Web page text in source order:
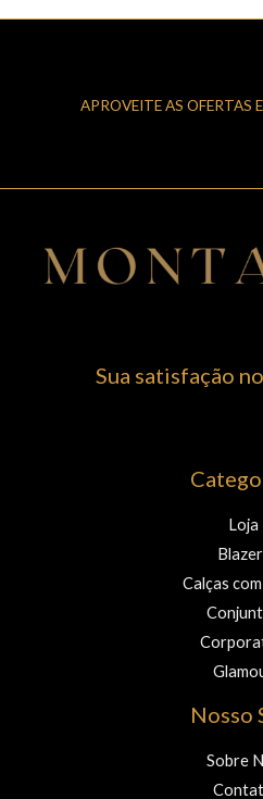
APROVEITE AS OFERTAS
Sua satisfação
Loja
Calças
Nosso
Sobre